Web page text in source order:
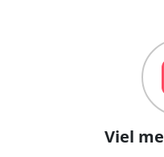
Viel